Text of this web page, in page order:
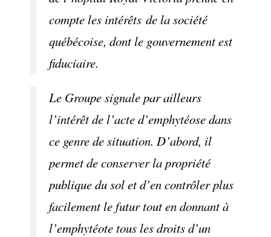
compte les intérêts de la société
québécoise, dont le gouvernement est
fiduciaire.
Le Groupe signale par ailleurs
l’intérêt de l’acte d’emphytéose dans
ce genre de situation. D’abord, il
permet de conserver la propriété
publique du sol et d’en contrôler plus
facilement le futur tout en donnant à
l’emphytéote tous les droits d’un